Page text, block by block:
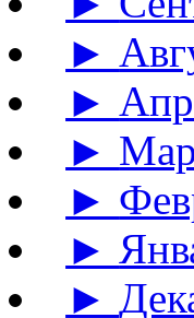
►
►
►
►
►
►